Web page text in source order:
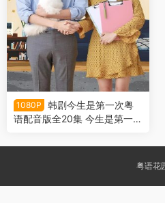
1080P
韩剧今生是第一次粤
语配音版全20集 今生是第一次
粤语花